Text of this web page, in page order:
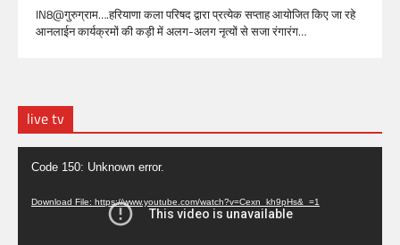
IN8@गुरुग्राम….हरियाणा कला परिषद द्वारा प्रत्येक सप्ताह आयोजित किए जा रहे
आनलाईन कार्यक्रमों की कड़ी में अलग-अलग नृत्यों से सजा रंगारंग…
live tv
Video
Player
Code 150: Unknown error.
Download File: https://www.youtube.com/watch?v=Cexn_kh9pHs&_=1